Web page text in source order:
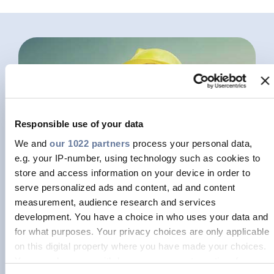
Responsible use of your data
We and our 1022 partners process your personal data,
e.g. your IP-number, using technology such as cookies to
store and access information on your device in order to
serve personalized ads and content, ad and content
measurement, audience research and services
development. You have a choice in who uses your data and
for what purposes. Your privacy choices are only applicable
on this digital property where you have made your choices.
You can change or withdraw your consent any time from